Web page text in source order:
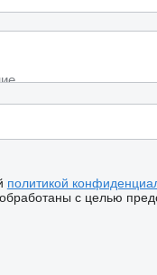
политикой
с целью